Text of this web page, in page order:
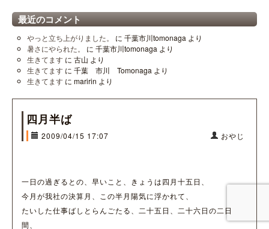
最近のコメント
やっと立ち上がりました。 に 千葉市川tomonaga より
暑さにやられた。
に 千葉市川tomonaga より
生きてます に 古山 より
生きてます に 千葉 市川 Tomonaga より
生きてます に maririn より
四月半ば
2009/04/15 17:07 おやじ
一日の過ぎるとの、早いこと、きょうは四月十五日、
今月が我社の決算月、この半月陽気に浮かれて、
たいした仕事ばしとらんごたる、二十五日、二十六日の二日
間、